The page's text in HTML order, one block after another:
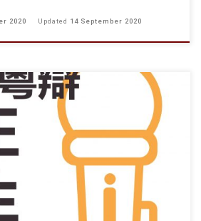
2020 Updated 14 September 2020
海粵語辯論隊 今年無咗Ocamp點識朋友呀？
u-life？ 珠海粵辯幫到你！ 如果你有興趣挑戰
技巧，就快啲報名參加珠海粵辯啦！ 完成訓
以同各大專院校比賽較量一番！ 有興趣的同
https://forms.gle/huomCxSupvuyc3F69 有任
軒珩